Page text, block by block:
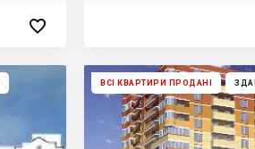

ВСІ КВАРТИРИ ПРОДАНІ